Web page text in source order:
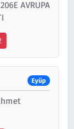
AVRUPA
Eyüp